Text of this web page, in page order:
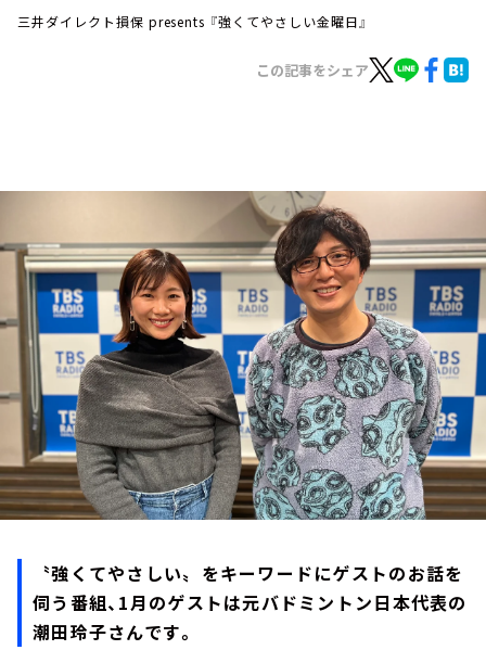
YouTube
会社情報
三井ダイレクト損保 presents 『強くてやさしい金曜日』
この記事をシェア
〝強くてやさしい〟をキーワードにゲストのお話を
伺う番組、1月のゲストは元バドミントン日本代表の
潮田玲子さんです。